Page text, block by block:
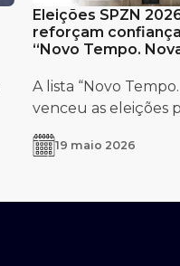
Eleições SPZN
reforçam
“Novo Tempo.
A lista “Novo
venceu as eleições
19 maio 2026